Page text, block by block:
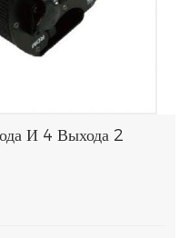
И 4 Выхода 2